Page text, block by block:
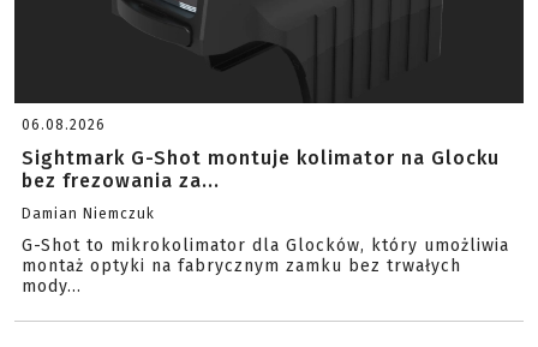
06.08.2026
Sightmark G-Shot montuje kolimator na Glocku
bez frezowania za...
Damian Niemczuk
G-Shot to mikrokolimator dla Glocków, który umożliwia
montaż optyki na fabrycznym zamku bez trwałych
mody...